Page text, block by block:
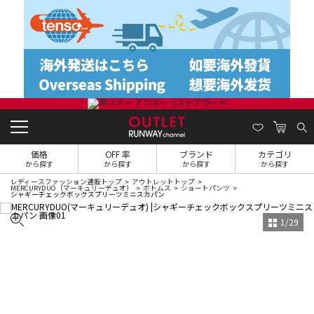
価格
から探す
OFF 率
から探す
ブランド
から探す
カテゴリ
から探す
レディースファッション通販トップ アウトレットトップ
MERCURYDUO（マーキュリーデュオ） ボトムス ショートパンツ
シャギーチェックボックスプリーツミニスカパン
1 /29